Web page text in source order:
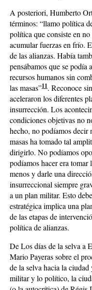
A posteriori, Humberto
términos: “llamo política
política que consiste en
acumular fuerzas en frío.
de las alianzas. Había
pensábamos que se podía
recursos humanos sin
las masas”11. Reconoce
aceleraron los diferentes
insurrección. Los
condiciones objetivas no
hecho, no podíamos
masas ha tomado tal
dirigirlo. No podíamos
podíamos hacer era
menos y darle una
insurreccional siempre
a un plan militar. Esto
estratégica implica una
de las etapas de
política de alianzas.
De Los días de la selva a
Mario Payeras sobre el
de la selva hacia la
militar y lo político, la